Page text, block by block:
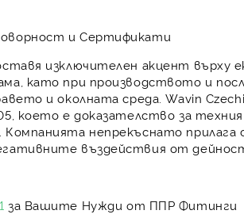
и Сертификати
изключителен акцент върху
, като при производството и
и околната среда . Wavin
, което е доказателство за
Компанията непрекъснато
въздействия от
за Вашите Нужди от ППР Фитинги